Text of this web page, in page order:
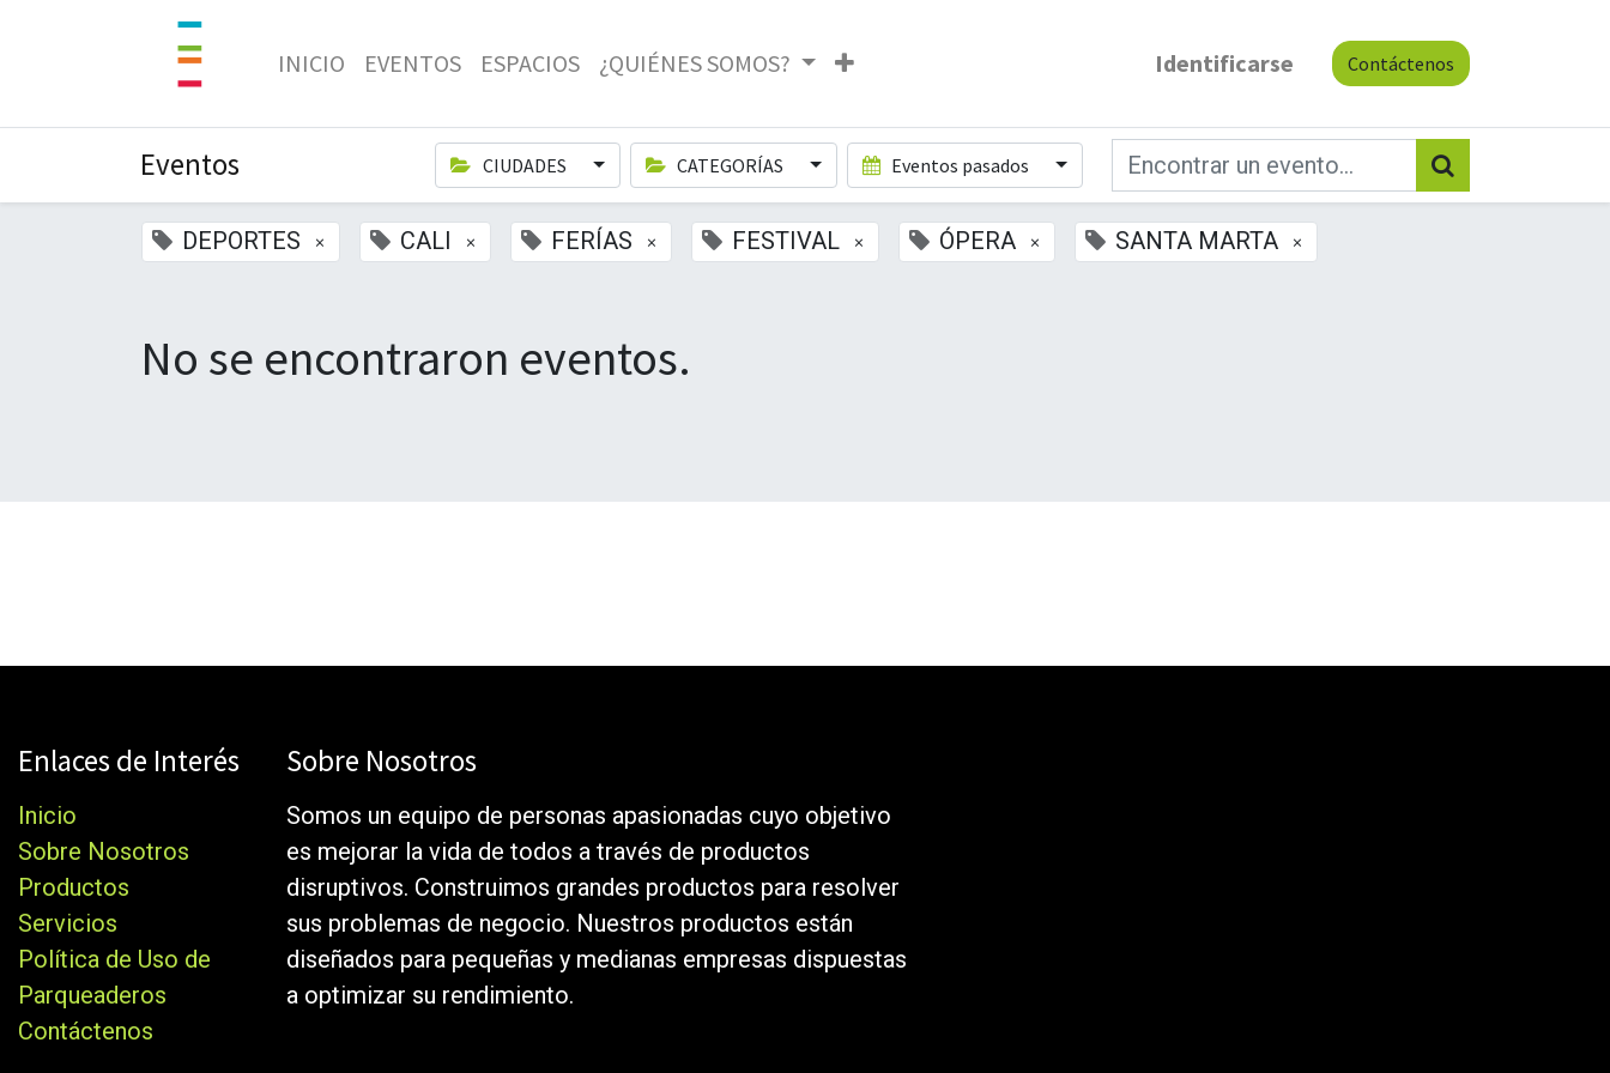
INICIO EVENTOS ESPACIOS ¿QUIÉNES SOMOS? Identificarse Contáctenos
Eventos CIUDADES CATEGORÍAS Eventos pasados
DEPORTES × CALI × FERÍAS × FESTIVAL × ÓPERA × SANTA MARTA ×
No se encontraron eventos.
Enlaces de Interés
Inicio
Sobre Nosotros
Productos
Servicios
Política de Uso de
Parqueaderos
Contáctenos
Sobre Nosotros
Somos un equipo de personas apasionadas cuyo objetivo
es mejorar la vida de todos a través de productos
disruptivos. Construimos grandes productos para resolver
sus problemas de negocio. Nuestros productos están
diseñados para pequeñas y medianas empresas dispuestas
a optimizar su rendimiento.